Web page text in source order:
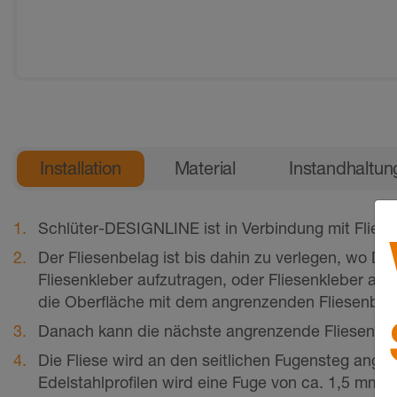
Allgemeine
Installation
Schlüter-DESIGNLINE ist in Verbindung mit
Der Fliesenbelag ist bis dahin zu verlegen, wo
Fliesenkleber aufzutragen, oder Fliesenkleber
die Oberfläche mit dem angrenzenden
Danach kann die nächste angrenzende
Die Fliese wird an den seitlichen Fu­gen­steg
Edelstahlprofilen wird eine Fuge von ca. 1,5 mm
Material